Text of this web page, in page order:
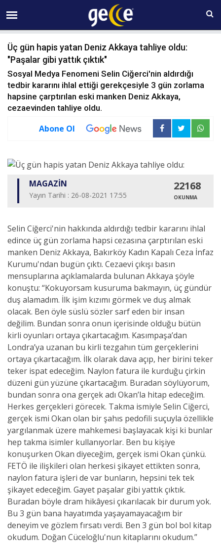
06 AĞUSTOS Perşembe 10:34
Üç gün hapis yatan Deniz Akkaya tahliye oldu:
"Paşalar gibi yattık çıktık"
Sosyal Medya Fenomeni Selin Ciğerci'nin aldırdığı
tedbir kararını ihlal ettiği gerekçesiyle 3 gün zorlama
hapsine çarptırılan eski manken Deniz Akkaya,
cezaevinden tahliye oldu.
Abone Ol
MAGAZİN
Yayın Tarihi : 26-08-2021 17:55
22168
OKUNMA
Selin Ciğerci'nin hakkında aldırdığı tedbir kararını ihlal
edince üç gün zorlama hapsi cezasına çarptırılan eski
manken Deniz Akkaya, Bakırköy Kadın Kapalı Ceza İnfaz
Kurumu'ndan bugün çıktı. Cezaevi çıkışı basın
mensuplarına açıklamalarda bulunan Akkaya şöyle
konuştu: “Kokuyorsam kusuruma bakmayın, üç gündür
duş alamadım. İlk işim kızımı görmek ve duş almak
olacak. Ben öyle süslü sözler sarf eden bir insan
değilim. Bundan sonra onun içerisinde olduğu bütün
kirli oyunları ortaya çıkartacağım. Kasımpaşa’dan
Londra’ya uzanan bu kirli tezgahın tüm gerçeklerini
ortaya çıkartacağım. İlk olarak dava açıp, her birini teker
teker ispat edeceğim. Naylon fatura ile kurduğu çirkin
düzeni gün yüzüne çıkartacağım. Buradan söylüyorum,
bundan sonra ona gerçek adı Okan’la hitap edeceğim.
Herkes gerçekleri görecek. Takma ismiyle Selin Ciğerci,
gerçek ismi Okan olan bir şahıs pedofili suçuyla özellikle
yargılanmak üzere mahkemesi başlayacak kişi ki bunlar
hep takma isimler kullanıyorlar. Ben bu kişiye
konuşurken Okan diyeceğim, gerçek ismi Okan çünkü.
FETÖ ile ilişkileri olan herkesi şikayet ettikten sonra,
naylon fatura işleri de var bunların, hepsini tek tek
şikayet edeceğim. Gayet paşalar gibi yattık çıktık.
Buradan böyle dram hikâyesi çıkarılacak bir durum yok.
Bu 3 gün bana hayatımda yaşayamayacağım bir
deneyim ve gözlem fırsatı verdi. Ben 3 gün bol bol kitap
okudum. Doğan Cüceloğlu'nun kitaplarını okudum.”